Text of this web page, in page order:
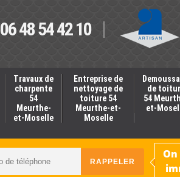
06 48 54 42 10
Travaux de
charpente
54
Meurthe-
et-Moselle
Entreprise de
nettoyage de
toiture 54
Meurthe-et-
Moselle
de
54
et-